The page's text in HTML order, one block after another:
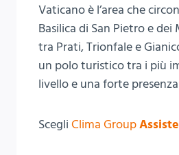
Vaticano è l’area che
Basilica di San Pietro e
tra Prati, Trionfale e
un polo turistico tra i più
livello e una forte
Scegli Clima Group